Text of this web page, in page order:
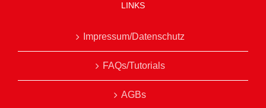
LINKS
Impressum/Datenschutz
FAQs/Tutorials
AGBs